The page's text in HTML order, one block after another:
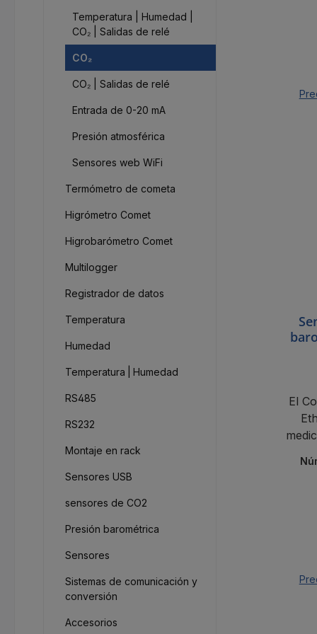
Temperatura | Humedad |
CO₂ | Salidas de relé
CO₂
CO₂ | Salidas de relé
Entrada de 0-20 mA
Presión atmosférica
Sensores web WiFi
Termómetro de cometa
Higrómetro Comet
Higrobarómetro Comet
Multilogger
Registrador de datos
Temperatura
Humedad
Temperatura | Humedad
RS485
RS232
Montaje en rack
Sensores USB
sensores de CO2
Presión barométrica
Sensores
Sistemas de comunicación y
conversión
Accesorios
El